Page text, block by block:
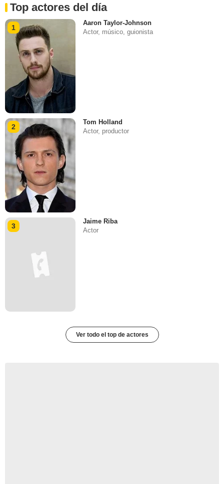
Top actores del día
1
Aaron Taylor-Johnson
Actor, músico, guionista
2
Tom Holland
Actor, productor
3
Jaime Riba
Actor
Ver todo el top de actores